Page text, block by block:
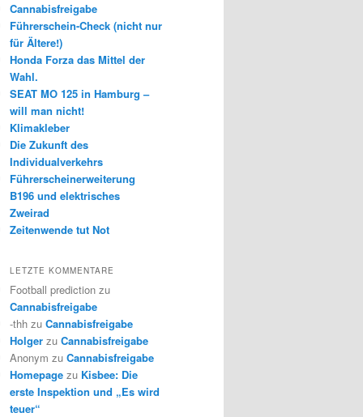
Cannabisfreigabe
Führerschein-Check (nicht nur
für Ältere!)
Honda Forza das Mittel der
Wahl.
SEAT MO 125 in Hamburg –
will man nicht!
Klimakleber
Die Zukunft des
Individualverkehrs
Führerscheinerweiterung
B196 und elektrisches
Zweirad
Zeitenwende tut Not
LETZTE KOMMENTARE
Football prediction zu
Cannabisfreigabe
-thh zu Cannabisfreigabe
Holger zu Cannabisfreigabe
Anonym zu Cannabisfreigabe
Homepage zu Kisbee: Die
erste Inspektion und „Es wird
teuer“